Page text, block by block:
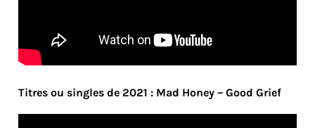
Titres ou singles de 2021 : Mad Honey – Good Grief